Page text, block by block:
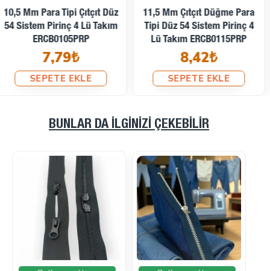
12,5 Mm Para Tipi Çıtçıt Düz
54 Sistem Pirinç 4 Lü Takım
ERCB0125PRP
9,45₺
SEPETE EKLE
Tipi 54 Sistem Pirinç 4 Lü
Takım ERC0125PLP
7,58₺
SEPETE EKLE
BUNLAR DA İLGINIZI ÇEKEBILIR